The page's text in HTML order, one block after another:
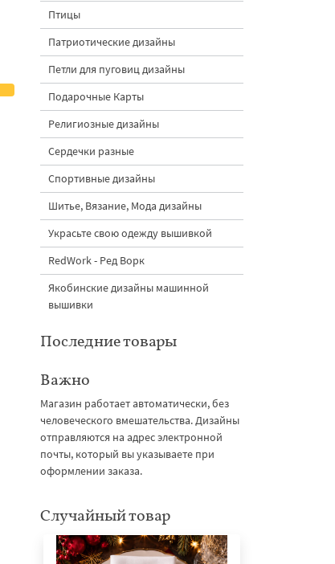
Птицы
Патриотические дизайны
Петли для пуговиц дизайны
Подарочные Карты
Религиозные дизайны
Сердечки разные
Спортивные дизайны
Шитье, Вязание, Мода дизайны
Украсьте свою одежду вышивкой
RedWork - Ред Ворк
Якобинские дизайны машинной
вышивки
Последние товары
Важно
Магазин работает автоматически, без
человеческого вмешательства. Дизайны
отправляются на адрес электронной
почты, который вы указываете при
оформлении заказа.
Случайный товар